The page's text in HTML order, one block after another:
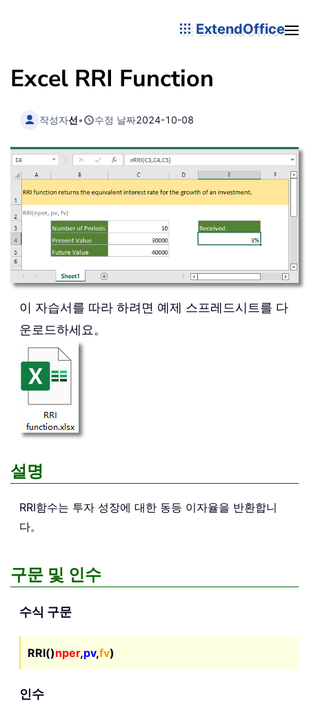
ExtendOffice
Excel RRI Function
작성자선• 수정 날짜2024-10-08
이 자습서를 따라 하려면 예제 스프레드시트를 다
운로드하세요。
설명
RRI함수는 투자 성장에 대한 동등 이자율을 반환합니
다。
구문 및 인수
수식 구문
RRI()nper,pv,fv)
인수